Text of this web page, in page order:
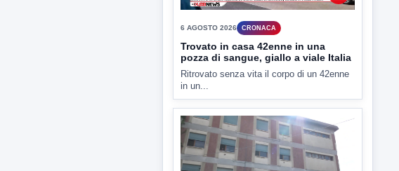
6 AGOSTO 2026 CRONACA
Trovato in casa 42enne in una
pozza di sangue, giallo a viale Italia
Ritrovato senza vita il corpo di un 42enne
in un...